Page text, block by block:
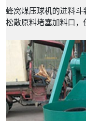
蜂窝煤压球机的进料
松散原料堵塞加料口，